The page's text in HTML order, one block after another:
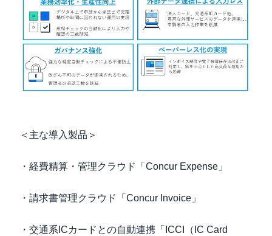
＜主な導入製品＞
・経費精算・管理クラウド「Concur Expense」
・請求書管理クラウド「Concur Invoice」
・交通系ICカードとの自動連携「ICCI（IC Card